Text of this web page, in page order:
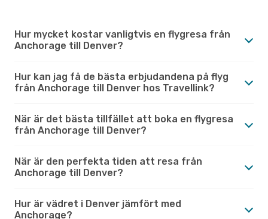
Hur mycket kostar vanligtvis en flygresa från
Anchorage till Denver?
Hur kan jag få de bästa erbjudandena på flyg
från Anchorage till Denver hos Travellink?
När är det bästa tillfället att boka en flygresa
från Anchorage till Denver?
När är den perfekta tiden att resa från
Anchorage till Denver?
Hur är vädret i Denver jämfört med
Anchorage?